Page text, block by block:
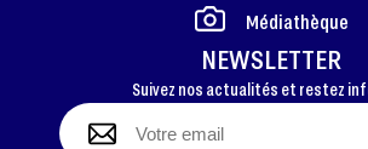
NEWSLETTER
Suivez nos actualités et restez
Médiathèque